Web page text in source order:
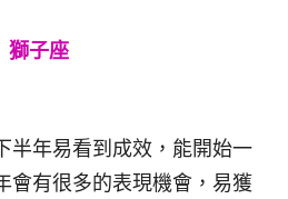
獅子座
半年易看到成效，能開始一
會有很多的表現機會，易獲